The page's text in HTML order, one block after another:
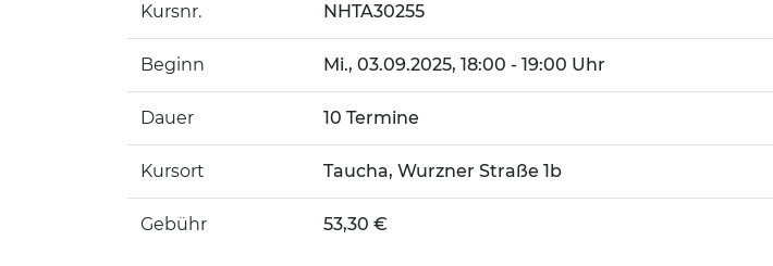
Kursnr. NHTA30255
Beginn Mi., 03.09.2025, 18:00 - 19:00 Uhr
Dauer 10 Termine
Kursort Taucha, Wurzner Straße 1b
Gebühr 53,30 €